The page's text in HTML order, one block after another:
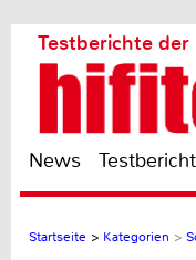
Testberichte
News
Startseite > Kategorien >